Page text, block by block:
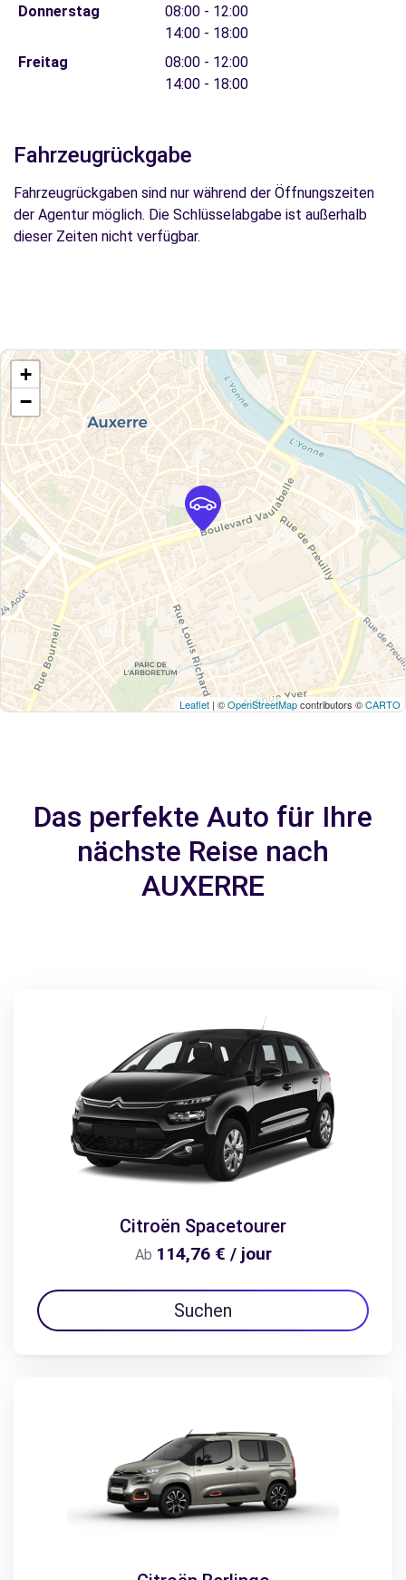
Donnerstag
08:00 - 12:00
14:00 - 18:00
Freitag
08:00 - 12:00
14:00 - 18:00
Fahrzeugrückgabe
Fahrzeugrückgaben sind nur während der Öffnungszeiten
der Agentur möglich. Die Schlüsselabgabe ist außerhalb
dieser Zeiten nicht verfügbar.
+
−
Leaflet | ©OpenStreetMapcontributors ©CARTO
Das perfekte Auto für Ihre
nächste Reise nach
AUXERRE
Citroën Spacetourer
Ab 114,76 € / jour
Suchen